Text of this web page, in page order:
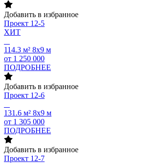
Добавить в избранное
Проект 12-5
ХИТ
114.3 м² 8х9 м
от 1 250 000
ПОДРОБНЕЕ
Добавить в избранное
Проект 12-6
131.6 м² 8х9 м
от 1 305 000
ПОДРОБНЕЕ
Добавить в избранное
Проект 12-7